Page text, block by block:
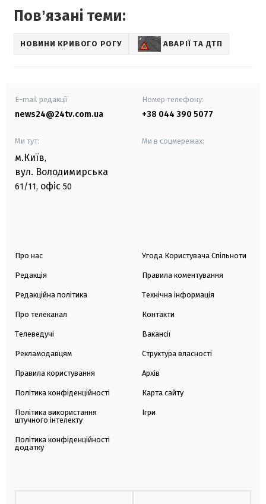
Повʼязані теми:
НОВИНИ КРИВОГО РОГУ АВАРІЇ ТА ДТП
E-mail редакції
news24@24tv.com.ua
Номер телефону:
+38 044 390 5077
Ми тут:
м.Київ,
вул. Володимирська
61/11, офіс 50
Ми в соцмережах:
Про нас
Редакція
Редакційна політика
Про телеканал
Телеведучі
Рекламодавцям
Правила користування
Політика конфіденційності
Політика використання
штучного інтелекту
Політика конфіденційності
додатку
Угода Користувача Спільноти
Правила коментування
Технічна інформація
Контакти
Вакансії
Структура власності
Архів
Карта сайту
Ігри